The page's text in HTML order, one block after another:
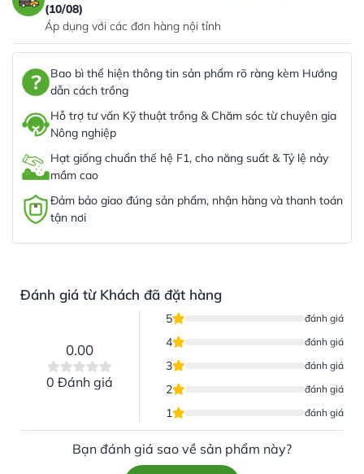
(10/08)
Áp dụng với các đơn hàng nội tỉnh
Bao bì thể hiện thông tin sản phẩm rõ ràng kèm Hướng
dẫn cách trồng
Hỗ trợ tư vấn Kỹ thuật trồng & Chăm sóc từ chuyên gia
Nông nghiệp
Hạt giống chuẩn thế hệ F1, cho năng suất & Tỷ lệ nảy
mầm cao
Đảm bảo giao đúng sản phẩm, nhận hàng và thanh toán
tận nơi
Đánh giá từ Khách đã đặt hàng
0.00
0 Đánh giá
5 đánh giá
4 đánh giá
3 đánh giá
2 đánh giá
1 đánh giá
Bạn đánh giá sao về sản phẩm này?